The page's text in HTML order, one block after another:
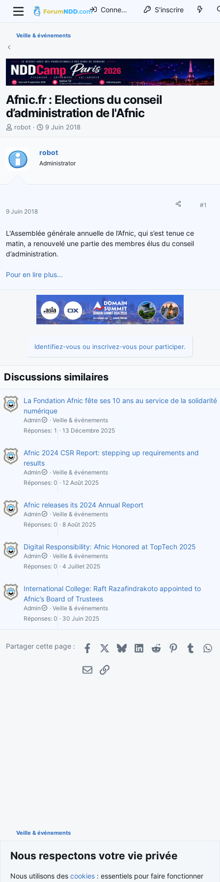
Connexion S'inscrire
Veille & événements
Afnic.fr : Elections du conseil
d’administration de l'Afnic
I
t
i
r
e
l
a
i
robot
D
e
d
9 Juin 2018
robot
Administrator
9 Juin 2018
#1
L'Assemblée générale annuelle de l’Afnic, qui s’est tenue ce
matin, a renouvelé une partie des membres élus du conseil
d’administration.
Pour en lire plus...
Identifiez-vous ou inscrivez-vous pour participer.
Discussions similaires
La Fondation Afnic fête ses 10 ans au service de la solidarité
numérique
Admin
Veille & événements
Réponses 1 13 Décembre 2025
Afnic 2024 CSR Report: stepping up requirements and
results
Admin
Veille & événements
Réponses 0 12 Août 2025
Afnic releases its 2024 Annual Report
Admin
Veille & événements
Réponses 0 8 Août 2025
Digital Responsibility: Afnic Honored at TopTech 2025
Admin
Veille & événements
Réponses 0 4 Juillet 2025
International College: Raft Razafindrakoto appointed to
Afnic’s Board of Trustees
Admin
Veille & événements
Réponses 0 30 Juin 2025
Partager cette page :
Facebook
X BlueskyLinkedInRedditPinterestTumblr
E-mailLien
Veille & événements
Nous respectons votre vie privée
Nous utilisons des cookies : essentiels pour faire fonctionner